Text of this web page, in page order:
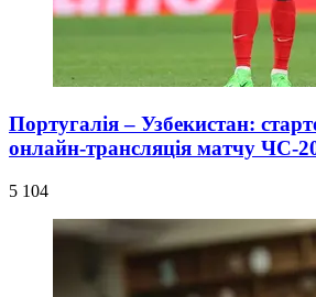
Португалія – Узбекистан:
онлайн-трансляція матчу ЧС-
5 104